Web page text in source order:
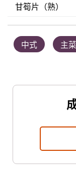
甘筍片（熟）
中式 主菜